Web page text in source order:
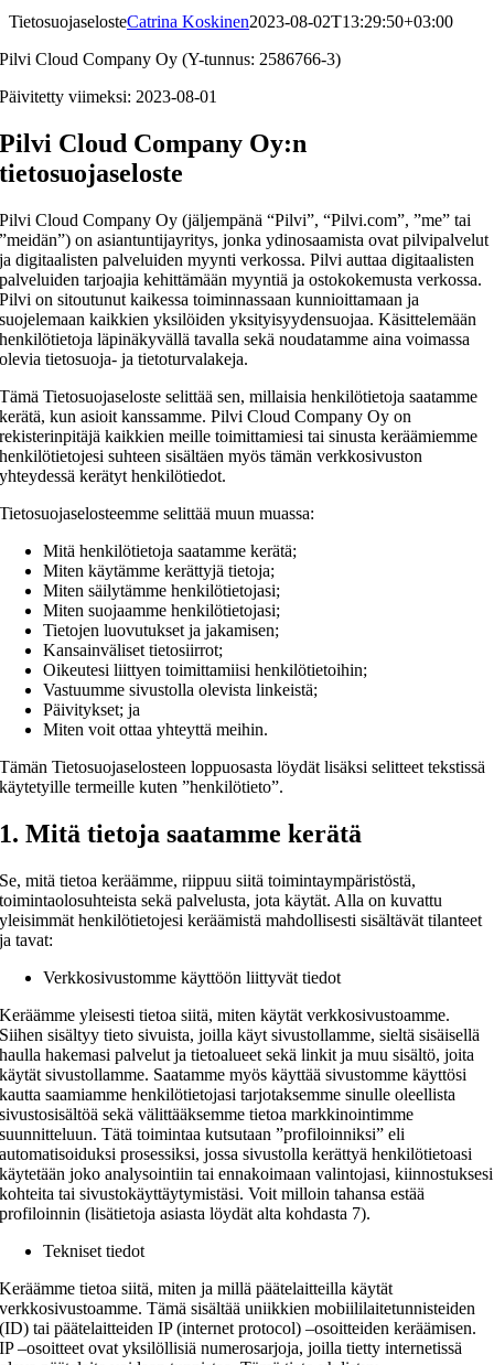
TietosuojaselosteCatrina Koskinen2023-08-02T13:29:50+03:00
Pilvi Cloud Company Oy (Y-tunnus: 2586766-3)
Päivitetty viimeksi: 2023-08-01
Pilvi Cloud Company Oy:n
tietosuojaseloste
Pilvi Cloud Company Oy (jäljempänä “Pilvi”, “Pilvi.com”, ”me” tai
”meidän”) on asiantuntijayritys, jonka ydinosaamista ovat pilvipalvelut
ja digitaalisten palveluiden myynti verkossa. Pilvi auttaa digitaalisten
palveluiden tarjoajia kehittämään myyntiä ja ostokokemusta verkossa.
Pilvi on sitoutunut kaikessa toiminnassaan kunnioittamaan ja
suojelemaan kaikkien yksilöiden yksityisyydensuojaa. Käsittelemään
henkilötietoja läpinäkyvällä tavalla sekä noudatamme aina voimassa
olevia tietosuoja- ja tietoturvalakeja.
Tämä Tietosuojaseloste selittää sen, millaisia henkilötietoja saatamme
kerätä, kun asioit kanssamme. Pilvi Cloud Company Oy on
rekisterinpitäjä kaikkien meille toimittamiesi tai sinusta keräämiemme
henkilötietojesi suhteen sisältäen myös tämän verkkosivuston
yhteydessä kerätyt henkilötiedot.
Tietosuojaselosteemme selittää muun muassa:
Mitä henkilötietoja saatamme kerätä;
Miten käytämme kerättyjä tietoja;
Miten säilytämme henkilötietojasi;
Miten suojaamme henkilötietojasi;
Tietojen luovutukset ja jakamisen;
Kansainväliset tietosiirrot;
Oikeutesi liittyen toimittamiisi henkilötietoihin;
Vastuumme sivustolla olevista linkeistä;
Päivitykset; ja
Miten voit ottaa yhteyttä meihin.
Tämän Tietosuojaselosteen loppuosasta löydät lisäksi selitteet tekstissä
käytetyille termeille kuten ”henkilötieto”.
1. Mitä tietoja saatamme kerätä
Se, mitä tietoa keräämme, riippuu siitä toimintaympäristöstä,
toimintaolosuhteista sekä palvelusta, jota käytät. Alla on kuvattu
yleisimmät henkilötietojesi keräämistä mahdollisesti sisältävät tilanteet
ja tavat:
Verkkosivustomme käyttöön liittyvät tiedot
Keräämme yleisesti tietoa siitä, miten käytät verkkosivustoamme.
Siihen sisältyy tieto sivuista, joilla käyt sivustollamme, sieltä sisäisellä
haulla hakemasi palvelut ja tietoalueet sekä linkit ja muu sisältö, joita
käytät sivustollamme. Saatamme myös käyttää sivustomme käyttösi
kautta saamiamme henkilötietojasi tarjotaksemme sinulle oleellista
sivustosisältöä sekä välittääksemme tietoa markkinointimme
suunnitteluun. Tätä toimintaa kutsutaan ”profiloinniksi” eli
automatisoiduksi prosessiksi, jossa sivustolla kerättyä henkilötietoasi
käytetään joko analysointiin tai ennakoimaan valintojasi, kiinnostuksesi
kohteita tai sivustokäyttäytymistäsi. Voit milloin tahansa estää
profiloinnin (lisätietoja asiasta löydät alta kohdasta 7).
Tekniset tiedot
Keräämme tietoa siitä, miten ja millä päätelaitteilla käytät
verkkosivustoamme. Tämä sisältää uniikkien mobiililaitetunnisteiden
(ID) tai päätelaitteiden IP (internet protocol) –osoitteiden keräämisen.
IP –osoitteet ovat yksilöllisiä numerosarjoja, joilla tietty internetissä